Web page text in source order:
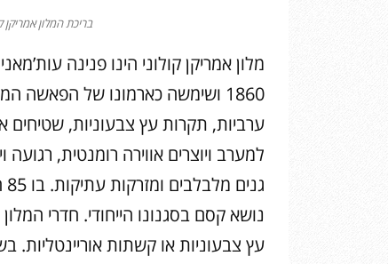
בריכת המלון
1860 ושימשה כארמונו של
ערביות, תקרות עץ צבעוניות, שטיחים
למערב ויוצרים אווירה רומנטית, רגועה
נושא קסם בסגנונו הייחודי. חדרי
עץ צבעוניות או קשתות